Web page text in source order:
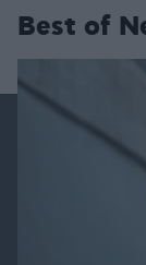
Best of